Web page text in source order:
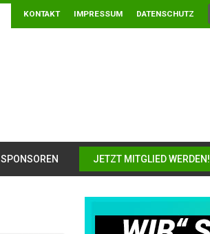
KONTAKT IMPRESSUM DATENSCHUTZ
SPONSOREN JETZT MITGLIED WERDEN!